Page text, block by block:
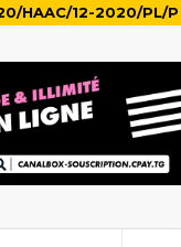
HAAC/12-2020/PL/P